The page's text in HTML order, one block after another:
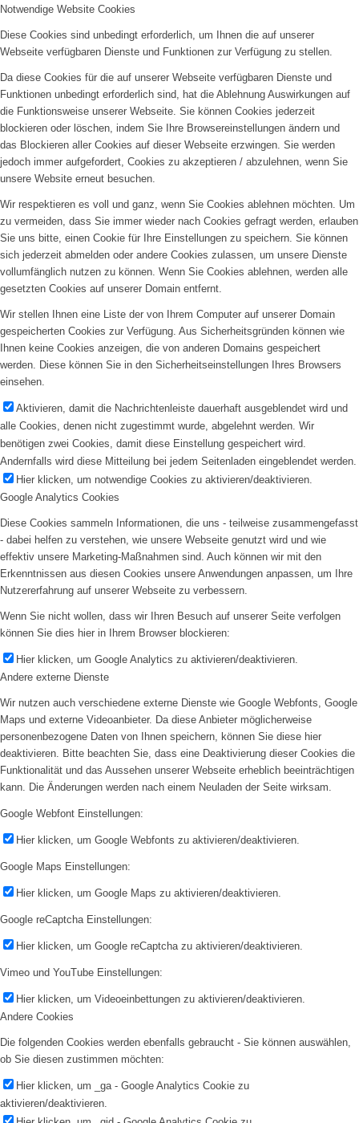
Notwendige Website Cookies
Diese Cookies sind unbedingt erforderlich, um Ihnen die auf unserer
Webseite verfügbaren Dienste und Funktionen zur Verfügung zu stellen.
Da diese Cookies für die auf unserer Webseite verfügbaren Dienste und
Funktionen unbedingt erforderlich sind, hat die Ablehnung Auswirkungen auf
die Funktionsweise unserer Webseite. Sie können Cookies jederzeit
blockieren oder löschen, indem Sie Ihre Browsereinstellungen ändern und
das Blockieren aller Cookies auf dieser Webseite erzwingen. Sie werden
jedoch immer aufgefordert, Cookies zu akzeptieren / abzulehnen, wenn Sie
unsere Website erneut besuchen.
Wir respektieren es voll und ganz, wenn Sie Cookies ablehnen möchten. Um
zu vermeiden, dass Sie immer wieder nach Cookies gefragt werden, erlauben
Sie uns bitte, einen Cookie für Ihre Einstellungen zu speichern. Sie können
sich jederzeit abmelden oder andere Cookies zulassen, um unsere Dienste
vollumfänglich nutzen zu können. Wenn Sie Cookies ablehnen, werden alle
gesetzten Cookies auf unserer Domain entfernt.
Wir stellen Ihnen eine Liste der von Ihrem Computer auf unserer Domain
gespeicherten Cookies zur Verfügung. Aus Sicherheitsgründen können wie
Ihnen keine Cookies anzeigen, die von anderen Domains gespeichert
werden. Diese können Sie in den Sicherheitseinstellungen Ihres Browsers
einsehen.
Aktivieren, damit die Nachrichtenleiste dauerhaft ausgeblendet wird und
alle Cookies, denen nicht zugestimmt wurde, abgelehnt werden. Wir
benötigen zwei Cookies, damit diese Einstellung gespeichert wird.
Andernfalls wird diese Mitteilung bei jedem Seitenladen eingeblendet werden.
Hier klicken, um notwendige Cookies zu aktivieren/deaktivieren.
Google Analytics Cookies
Diese Cookies sammeln Informationen, die uns - teilweise zusammengefasst
- dabei helfen zu verstehen, wie unsere Webseite genutzt wird und wie
effektiv unsere Marketing-Maßnahmen sind. Auch können wir mit den
Erkenntnissen aus diesen Cookies unsere Anwendungen anpassen, um Ihre
Nutzererfahrung auf unserer Webseite zu verbessern.
Wenn Sie nicht wollen, dass wir Ihren Besuch auf unserer Seite verfolgen
können Sie dies hier in Ihrem Browser blockieren:
Hier klicken, um Google Analytics zu aktivieren/deaktivieren.
Andere externe Dienste
Wir nutzen auch verschiedene externe Dienste wie Google Webfonts, Google
Maps und externe Videoanbieter. Da diese Anbieter möglicherweise
personenbezogene Daten von Ihnen speichern, können Sie diese hier
deaktivieren. Bitte beachten Sie, dass eine Deaktivierung dieser Cookies die
Funktionalität und das Aussehen unserer Webseite erheblich beeinträchtigen
kann. Die Änderungen werden nach einem Neuladen der Seite wirksam.
Google Webfont Einstellungen:
Hier klicken, um Google Webfonts zu aktivieren/deaktivieren.
Google Maps Einstellungen:
Hier klicken, um Google Maps zu aktivieren/deaktivieren.
Google reCaptcha Einstellungen:
Hier klicken, um Google reCaptcha zu aktivieren/deaktivieren.
Vimeo und YouTube Einstellungen:
Hier klicken, um Videoeinbettungen zu aktivieren/deaktivieren.
Andere Cookies
Die folgenden Cookies werden ebenfalls gebraucht - Sie können auswählen,
ob Sie diesen zustimmen möchten:
Hier klicken, um _ga - Google Analytics Cookie zu
aktivieren/deaktivieren.